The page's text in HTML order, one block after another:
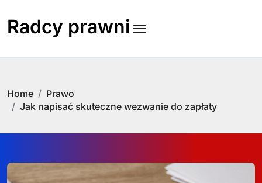
content
Radcy prawni
Home
Prawo
Jak napisać skuteczne wezwanie do zapłaty